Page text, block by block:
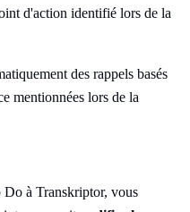
d'action identifié lors de la
des rappels basés
mentionnées lors de la
à Transkriptor, vous